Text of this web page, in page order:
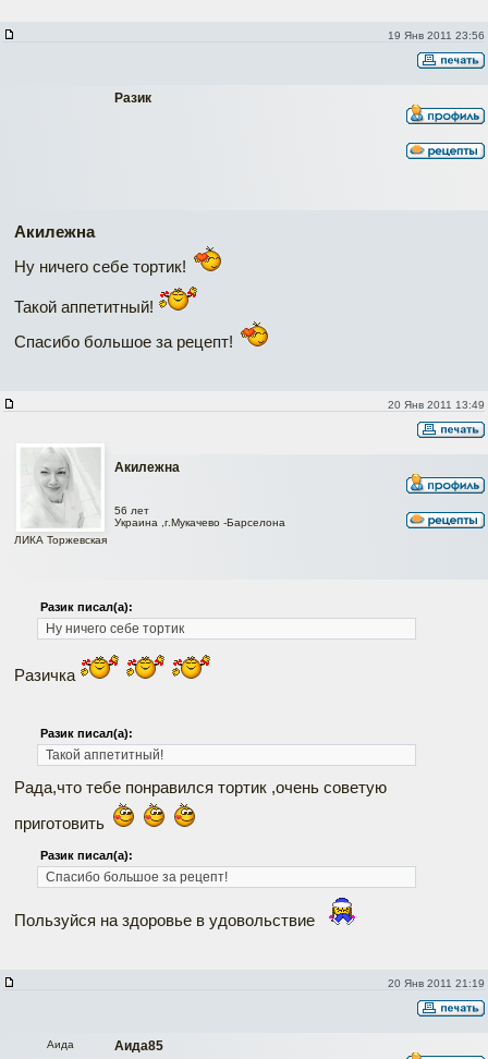
19 Янв 2011 23:56
Разик
Акилежна
Ну ничего себе тортик!
Такой аппетитный!
Спасибо большое за рецепт!
20 Янв 2011 13:49
Акилежна
ЛИКА Торжевская
56 лет
Украина ,г.Мукачево -Барселона
Разик писал(а):
Ну ничего себе тортик
Разичка
Разик писал(а):
Такой аппетитный!
Рада,что тебе понравился тортик ,очень советую
приготовить
Разик писал(а):
Спасибо большое за рецепт!
Пользуйся на здоровье в удовольствие
20 Янв 2011 21:19
Аида85
Аида